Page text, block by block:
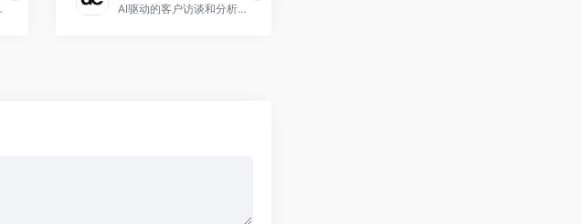
网入口网址 AI驱动的客户访谈和分析平台